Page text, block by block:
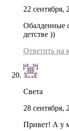
22 сентября,
Обалденные
детстве ))
Ответить на
Света
28 сентября,
Привет! А у